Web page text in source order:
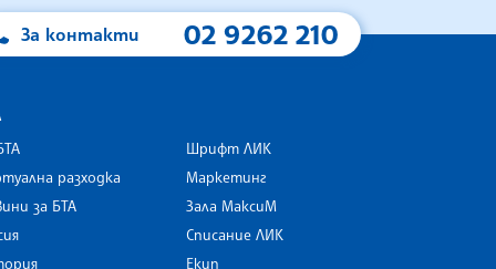
За контакти 02 9262 210
разходка
за БТА
Шрифт ЛИК
Маркетинг
Зала МаксиМ
Списание ЛИК
Екип